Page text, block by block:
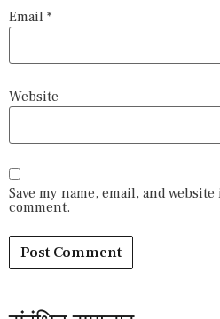
Email *
Website
Save my name, email, and
comment.